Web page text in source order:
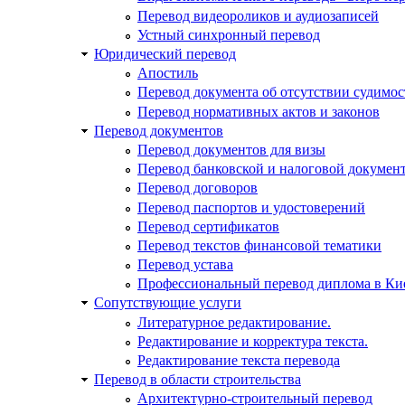
Перевод видеороликов и аудиозаписей
Устный синхронный перевод
Юридический перевод
Апостиль
Перевод документа об отсутствии
Перевод нормативных актов и законов
Перевод документов
Перевод документов для визы
Перевод банковской и налоговой
Перевод договоров
Перевод паспортов и удостоверений
Перевод сертификатов
Перевод текстов финансовой тематики
Перевод устава
Профессиональный перевод диплома в
Сопутствующие услуги
Литературное редактирование.
Редактирование и корректура текста.
Редактирование текста перевода
Перевод в области строительства
Архитектурно-строительный перевод